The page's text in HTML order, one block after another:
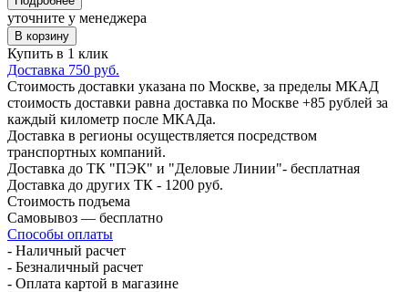
уточните у менеджера
В корзину
Купить в 1 клик
Доставка 750 руб.
Стоимость доставки указана по Москве, за пределы МКАД
стоимость доставки равна доставка по Москве +85 рублей за
каждый километр после МКАДа.
Доставка в регионы осуществляется посредством
транспортных компаний.
Доставка до ТК "ПЭК" и "Деловые Линии"- бесплатная
Доставка до других ТК - 1200 руб.
Стоимость подъема
Самовывоз — бесплатно
Способы оплаты
- Наличный расчет
- Безналичный расчет
- Оплата картой в магазине